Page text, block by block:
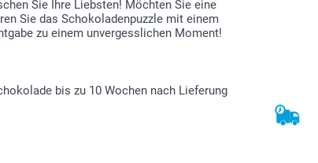
Sie Ihre Liebsten! Möchten Sie eine
Sie das Schokoladenpuzzle mit einem
zu einem unvergesslichen Moment!
bis zu 10 Wochen nach Lieferung